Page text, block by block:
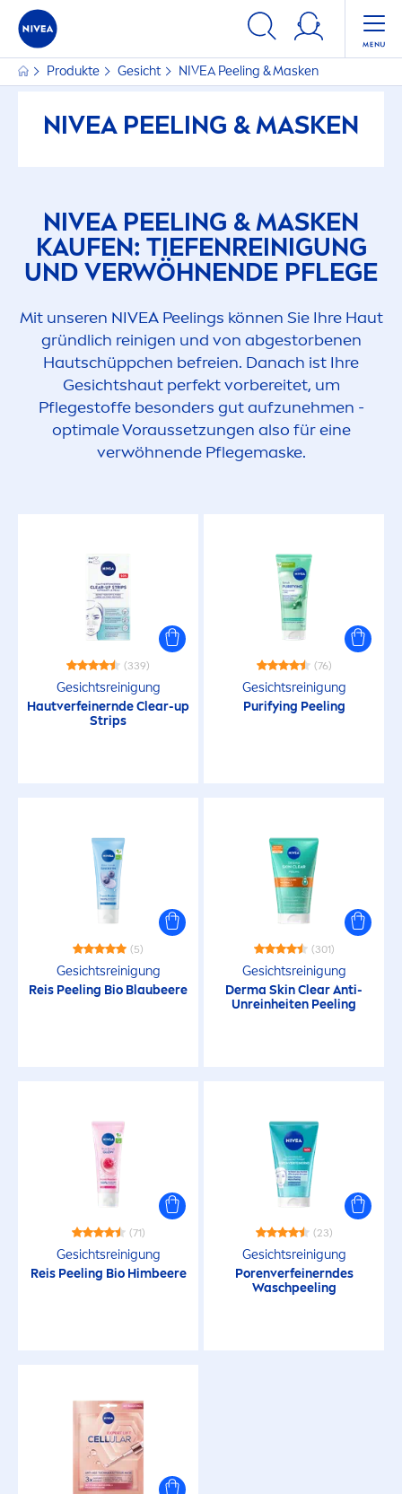
Produkte Gesicht NIVEAPeeling & Masken
NIVEAPEELING & MASKEN
NIVEAPEELING & MASKEN
KAUFEN: TIEFENREINIGUNG
UND VERWÖHNENDE PFLEGE
Mit unseren NIVEAPeelings können Sie Ihre Haut
gründlich reinigen und von abgestorbenen
Hautschüppchen befreien. Danach ist Ihre
Gesichtshaut perfekt vorbereitet, um
Pflegestoffe besonders gut aufzunehmen -
optimale Voraussetzungen also für eine
verwöhnende Pflegemaske.
(339)
Gesichtsreinigung
Hautverfeinernde Clear-up
Strips
(76)
Gesichtsreinigung
Purifying Peeling
(5)
Gesichtsreinigung
Reis Peeling Bio Blaubeere
(301)
Gesichtsreinigung
Derma SkinClear Anti-
Unreinheiten Peeling
(71)
Gesichtsreinigung
Reis Peeling Bio Himbeere
(23)
Gesichtsreinigung
Porenverfeinerndes
Waschpeeling